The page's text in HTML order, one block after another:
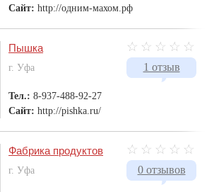
Сайт: http://одним-махом.рф
1 отзыв
Пышка
г. Уфа
Тел.: 8-937-488-92-27
Сайт: http://pishka.ru/
0 отзывов
Фабрика продуктов
г. Уфа